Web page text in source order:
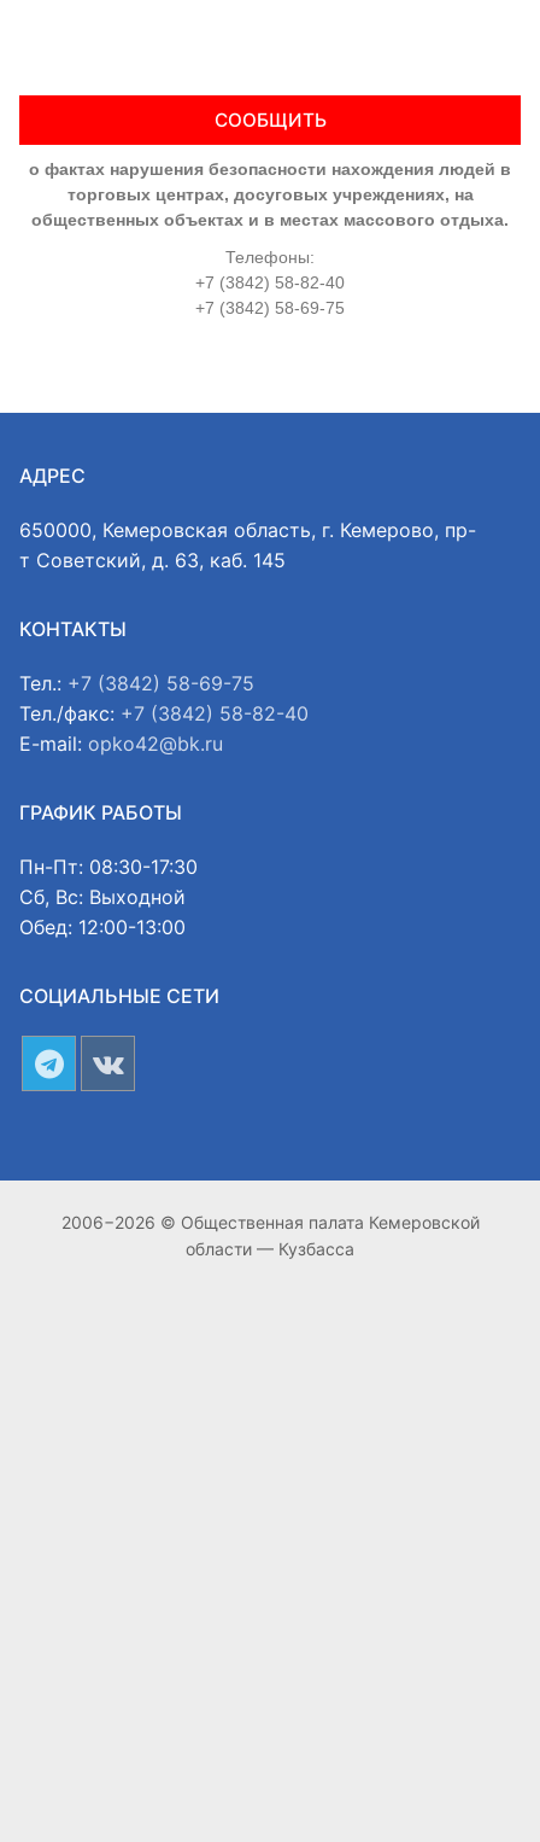
СООБЩИТЬ
о фактах нарушения безопасности нахождения людей в
торговых центрах, досуговых учреждениях, на
общественных объектах и в местах массового отдыха.
Телефоны:
+7 (3842) 58-82-40
+7 (3842) 58-69-75
АДРЕС
650000, Кемеровская область, г. Кемерово, пр-
т Советский, д. 63, каб. 145
КОНТАКТЫ
Тел.: +7 (3842) 58-69-75
Тел./факс: +7 (3842) 58-82-40
E-mail: opko42@bk.ru
ГРАФИК РАБОТЫ
Пн-Пт: 08:30-17:30
Сб, Вс: Выходной
Обед: 12:00-13:00
СОЦИАЛЬНЫЕ СЕТИ
2006−2026 © Общественная палата Кемеровской
области — Кузбасса